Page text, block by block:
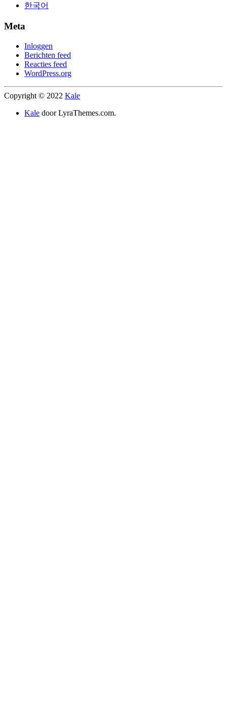
한국어
Meta
Inloggen
Berichten feed
Reacties feed
WordPress.org
Copyright © 2022 Kale
Kale door LyraThemes.com.